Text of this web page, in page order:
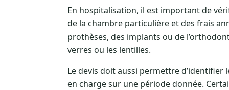
En hospitalisation, il est important de
de la chambre particulière et des frais
prothèses, des implants ou de
verres ou les lentilles.
Le devis doit aussi permettre d’identifier
en charge sur une période donnée.